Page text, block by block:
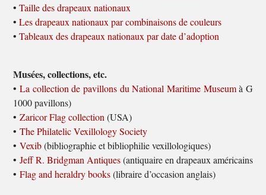
•Taille des drapeaux nationaux
•Les drapeaux nationaux par combinaisons de couleurs
•Tableaux des drapeaux nationaux par date d’adoption
Musées, collections, etc.
•La collection de pavillons du National Maritime Museumà
1000 pavillons)
•Zaricor Flag collection (USA)
•The Philatelic Vexillology Society
•Vexib(bibliographie et bibliophilie vexillologiques)
•Jeff R. Bridgman Antiques(antiquaire en drapeaux américains)
•Flag and heraldry books(libraire d’occasion anglais)